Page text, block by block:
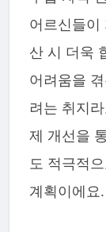
어르신들이
산 시 더욱
어려움을
려는 취지
제 개선을
도 적극적
계획이에요.